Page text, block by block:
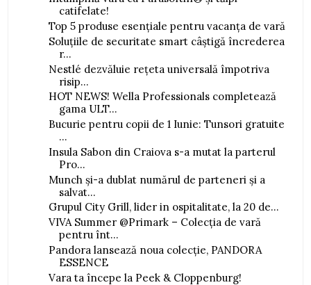
catifelate!
Top 5 produse esențiale pentru vacanța de vară
Soluțiile de securitate smart câștigă încrederea
r...
Nestlé dezvăluie rețeta universală împotriva
risip...
HOT NEWS! Wella Professionals completează
gama ULT...
Bucurie pentru copii de 1 Iunie: Tunsori gratuite
...
Insula Sabon din Craiova s-a mutat la parterul
Pro...
Munch și-a dublat numărul de parteneri și a
salvat...
Grupul City Grill, lider in ospitalitate, la 20 de...
VIVA Summer @Primark – Colecția de vară
pentru înt...
Pandora lansează noua colecție, PANDORA
ESSENCE
Vara ta începe la Peek & Cloppenburg!